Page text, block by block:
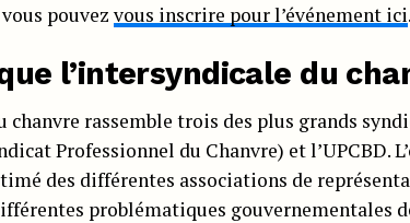
pouvez vous inscrire pour l’événement ici.
l’intersyndicale du
chanvre rassemble trois des plus grands
Professionnel du Chanvre) et l’UPCBD.
des différentes associations de
problématiques gouvernementales